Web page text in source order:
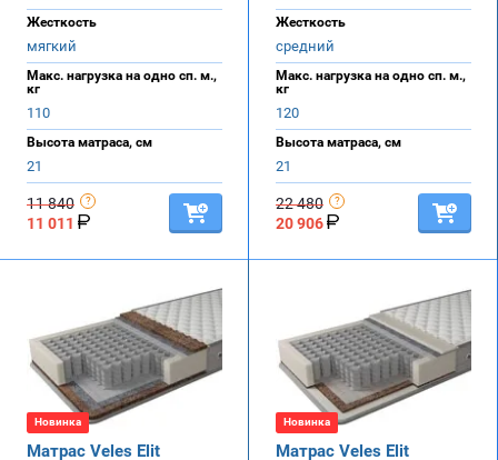
Жесткость
мягкий
Макс. нагрузка на одно сп. м.,
кг
110
Высота матраса, см
21
11 840
11 011
Жесткость
средний
Макс. нагрузка на одно сп. м.,
кг
120
Высота матраса, см
21
22 480
20 906
Новинка
Матрас Veles Elit
Новинка
Матрас Veles Elit